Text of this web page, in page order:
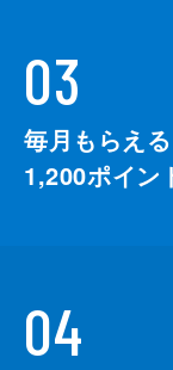
03
毎月もらえる
1,200ポイン
04